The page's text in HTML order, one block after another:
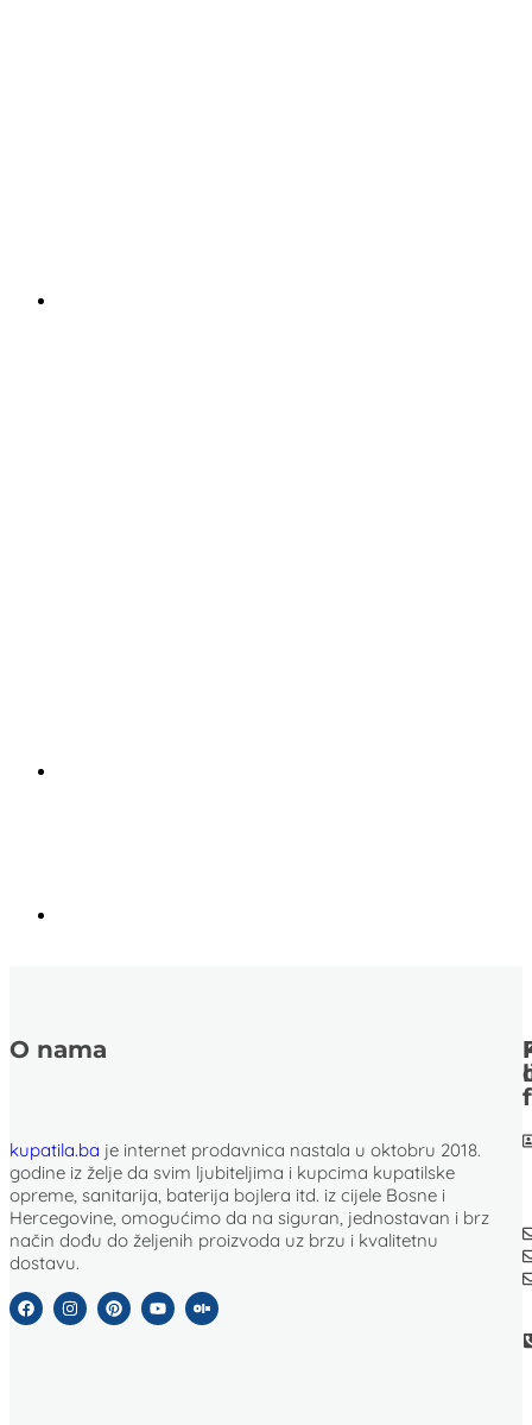
O nama
kupatila.ba je internet prodavnica nastala u oktobru 2018.
godine iz želje da svim ljubiteljima i kupcima kupatilske
opreme, sanitarija, baterija bojlera itd. iz cijele Bosne i
Hercegovine, omogućimo da na siguran, jednostavan i brz
način dođu do željenih proizvoda uz brzu i kvalitetnu
dostavu.